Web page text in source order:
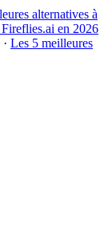
alternatives à
en 2026
· Les 5 meilleures